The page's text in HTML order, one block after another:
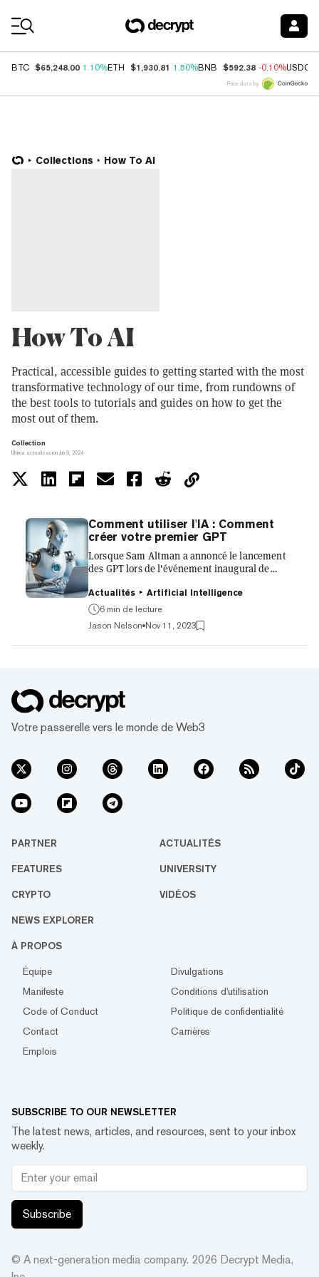
BTC $65,248.00 1.10%ETH $1,930.81 1.50%BNB $592.38 -0.10%USDC
Price data by
Collections How To AI
How To AI
Practical, accessible guides to getting started with the most
transformative technology of our time, from rundowns of
the best tools to tutorials and guides on how to get the
most out of them.
Collection
Última actualización Jun 9, 2024
Comment utiliser l'IA : Comment
créer votre premier GPT
Lorsque Sam Altman a annoncé le lancement
des GPT lors de l'événement inaugural de
de choc dans l'espace des développeurs.
Maintenant, en utilisant le modèle d'IA le plus
puissant de ChatGPT, n'importe qui peut
construire un clone à l'intérieur de ChatGPT en
quelques minutes. Les GPT sont des
qui de construire le sien. Introduits a...
Actualités
Artificial Intelligence
6 min de lecture
Jason Nelson Nov 11, 2023
Votre passerelle vers le monde de Web3
PARTNER ACTUALITÉS
FEATURES UNIVERSITY
CRYPTO VIDÉOS
NEWS EXPLORER
À PROPOS
Équipe
Divulgations
Manifeste
Conditions d'utilisation
Code of Conduct
Politique de confidentialité
Contact
Carrières
Emplois
SUBSCRIBE TO OUR NEWSLETTER
The latest news, articles, and resources, sent to your inbox
weekly.
Subscribe
© A next-generation media company. 2026 Decrypt Media,